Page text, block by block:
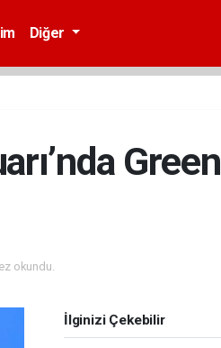
Diğer
Green
okundu.
İlginizi Çekebilir